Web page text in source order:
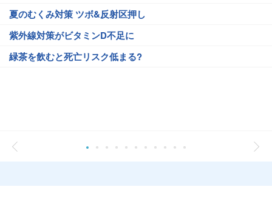
夏のむくみ対策 ツボ&反射区押し
紫外線対策がビタミンD不足に
緑茶を飲むと死亡リスク低まる?